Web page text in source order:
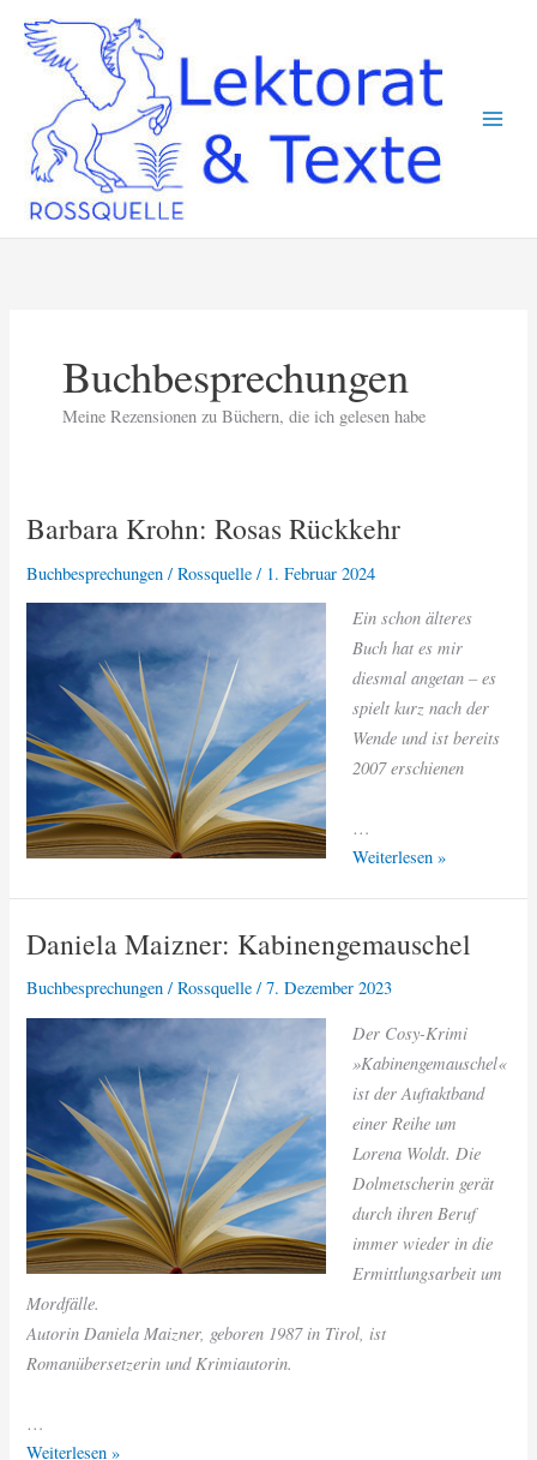
Inhalt
springen
Buchbesprechungen
Meine Rezensionen zu Büchern, die ich gelesen habe
Barbara Krohn: Rosas Rückkehr
Buchbesprechungen /Rossquelle/ 1. Februar 2024
Ein schon älteres
Buch hat es mir
diesmal angetan – es
spielt kurz nach der
Wende und ist bereits
2007 erschienen
…
Barbara
Rückkehr
Weiterlesen »
Daniela Maizner: Kabinengemauschel
Buchbesprechungen /Rossquelle/7. Dezember 2023
Der Cosy-Krimi
»Kabinengemauschel«
ist der Auftaktband
einer Reihe um
Lorena Woldt. Die
Dolmetscherin gerät
durch ihren Beruf
immer wieder in die
Ermittlungsarbeit um
Mordfälle.
Autorin Daniela Maizner, geboren 1987 in Tirol, ist
Romanübersetzerin und Krimiautorin.
…
Daniela
Weiterlesen »